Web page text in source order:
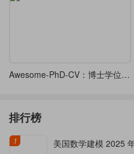
Awesome-PhD-CV：博士学位申请简历
排行榜
1 美国数学建模 2025